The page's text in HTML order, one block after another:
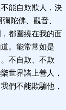
能自欺欺人，決
陀佛、觀音、
都圍繞在我的面
。能常常如是
不自欺、不欺
世界諸上善人，
們不能欺騙他，